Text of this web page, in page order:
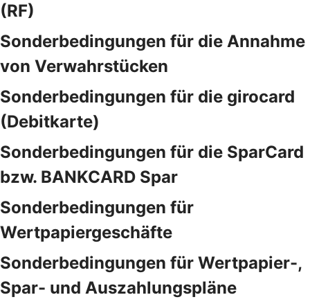
(RF)
Sonderbedingungen für die Annahme
von Verwahrstücken
Sonderbedingungen für die girocard
(Debitkarte)
Sonderbedingungen für die SparCard
bzw. BANKCARD Spar
Sonderbedingungen für
Wertpapiergeschäfte
Sonderbedingungen für Wertpapier-,
Spar- und Auszahlungspläne